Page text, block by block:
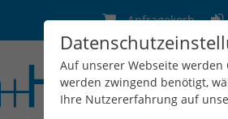
Anfragekorb
Auf unserer Webseite werden
werden zwingend benötigt,
Ihre Nutzererfahrung auf